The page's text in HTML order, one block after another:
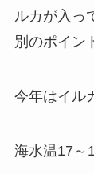
ルカが入っ
別のポイン
今年はイル
海水温17～